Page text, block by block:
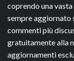
coprendo una
sempre aggiornato
commenti più
gratuitamente alla
aggiornamenti